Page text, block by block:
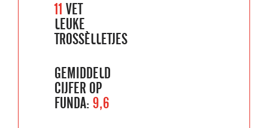
11 VET
LEUKE
TROSSÈLLETJES
GEMIDDELD
CIJFER OP
FUNDA: 9,6